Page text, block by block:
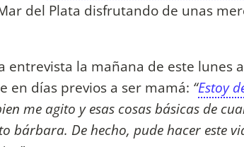
del Plata disfrutando de unas
entrevista la mañana de este lunes
en días previos a ser mamá: “Estoy
me agito y esas cosas básicas de
bárbara. De hecho, pude hacer este